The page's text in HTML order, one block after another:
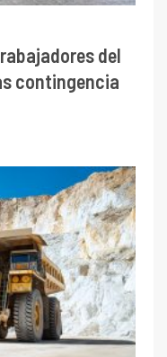
del
contingencia